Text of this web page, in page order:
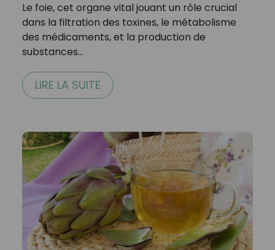
Le foie, cet organe vital jouant un rôle crucial
dans la filtration des toxines, le métabolisme
des médicaments, et la production de
substances…
LIRE LA SUITE